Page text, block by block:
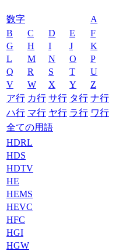
数字
A
B
C D E
F
G
H I J
K
L
M N O
P
Q
R S T
U
V
W X Y
Z
ア行 カ行 サ行 タ行 ナ行
ハ行 マ行 ヤ行 ラ行 ワ行
全ての用語
HDRL
HDS
HDTV
HE
HEMS
HEVC
HFC
HGI
HGW